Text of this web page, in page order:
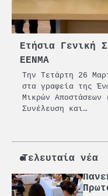
Ετήσια Γενική
EENMA
Την Τετάρτη 26
στα γραφεία της
Μικρών
Συνέλευση και…
Τελευταία νέα
3
Γ.
4
«Η
O